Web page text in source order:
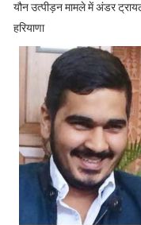
यौन उत्पीड़न मामले में अंडर
हरियाणा